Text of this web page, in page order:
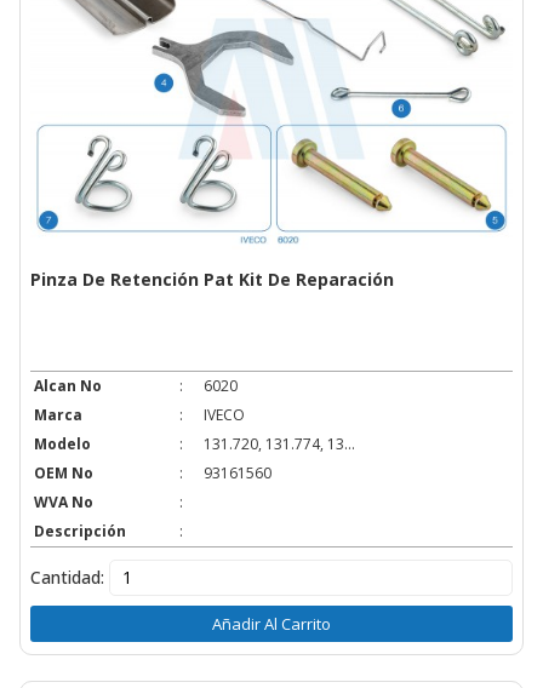
Pinza De Retención Pat Kit De Reparación
Alcan No :
6020
Marca
:
IVECO
Modelo
:
131.720, 131.774, 13...
OEM No
:
93161560
WVA No
:
Descripción
:
Cantidad:
Añadir Al Carrito